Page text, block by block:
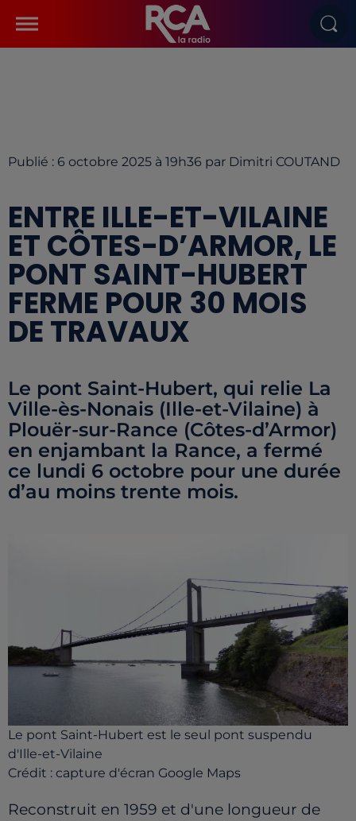
Publié : 6 octobre 2025 à 19h36 par Dimitri COUTAND
ENTRE ILLE-ET-VILAINE
ET CÔTES-D’ARMOR, LE
PONT SAINT-HUBERT
FERME POUR 30 MOIS
DE TRAVAUX
Le pont Saint-Hubert, qui relie La
Ville-ès-Nonais (Ille-et-Vilaine) à
Plouër-sur-Rance (Côtes-d’Armor)
en enjambant la Rance, a fermé
ce lundi 6 octobre pour une durée
d’au moins trente mois.
Le pont Saint-Hubert est le seul pont suspendu
d'Ille-et-Vilaine
Crédit : capture d'écran Google Maps
Reconstruit en 1959 et d'une longueur de